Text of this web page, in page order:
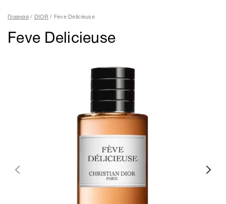
Главная DIOR Feve Delicieuse
Feve Delicieuse